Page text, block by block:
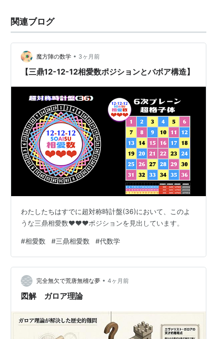
関連ブログ
魔方陣の数学 • 3ヶ月前
【三鼎12-12-12相愛数ポジションとバボア構造】
わたしたちはすでに超対称時計盤(36)において、このよ
うな三鼎相愛数❤︎❤︎❤︎ポジションを見出しています。
#相愛数 #三鼎相愛数 #代数学
完全無欠で荒唐無稽な夢 • 4ヶ月前
図解 ガロア理論